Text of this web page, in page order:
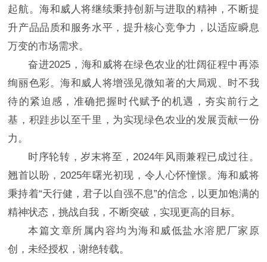
起航。海和威人将继续秉持创新与进取的精神，不断提
升产品品质和服务水平，提升核心竞争力，以适应瞬息
万变的市场需求。
奋进2025，海和威将在绿色农业的壮阔征程中再添
绚丽色彩。海和威人将增强见微知著的大局观、时不我
待的紧迫感，准确把握时代赋予的机遇，夯实前行之
基，积跬步以至千里，为实现绿色农业的发展贡献一份
力。
时序轮转，岁末将至，2024年风雨兼程已成过往。
翘首以盼，2025年曙光初现，令人心怀憧憬。海和威将
秉持着“天行健，君子以自强不息”的信念，以更加饱满的
精神状态，挑战自我，不断突破，实现更高的目标。
本篇文章所属内容均为海和威低盐水溶肥厂家原
创，未经授权，谢绝转载。